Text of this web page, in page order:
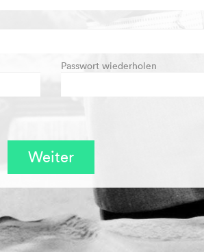
Passwort wiederholen
Weiter